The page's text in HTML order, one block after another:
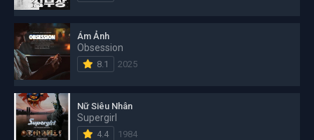
Ám Ảnh
Obsession
8.1 2025
Nữ Siêu Nhân
Supergirl
4.4 1984